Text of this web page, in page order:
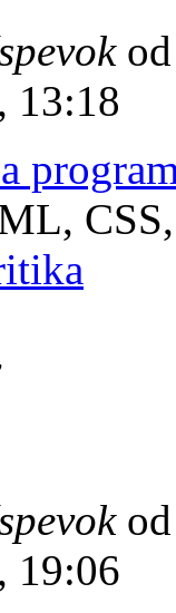
13:18
19:06